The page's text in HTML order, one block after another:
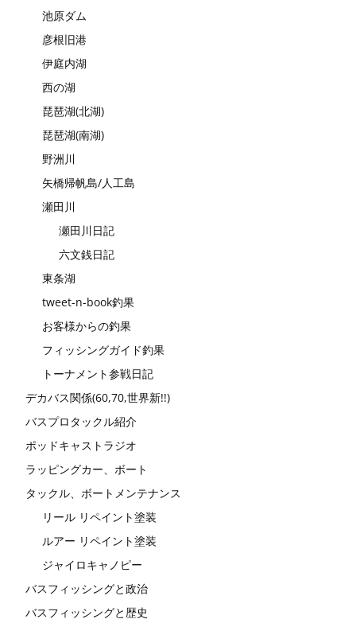
池原ダム
彦根旧港
伊庭内湖
西の湖
琵琶湖(北湖)
琵琶湖(南湖)
野洲川
矢橋帰帆島/人工島
瀬田川
瀬田川日記
六文銭日記
東条湖
tweet-n-book釣果
お客様からの釣果
フィッシングガイド釣果
トーナメント参戦日記
デカバス関係(60,70,世界新!!)
バスプロタックル紹介
ポッドキャストラジオ
ラッピングカー、ボート
タックル、ボートメンテナンス
リール リペイント塗装
ルアー リペイント塗装
ジャイロキャノピー
バスフィッシングと政治
バスフィッシングと歴史